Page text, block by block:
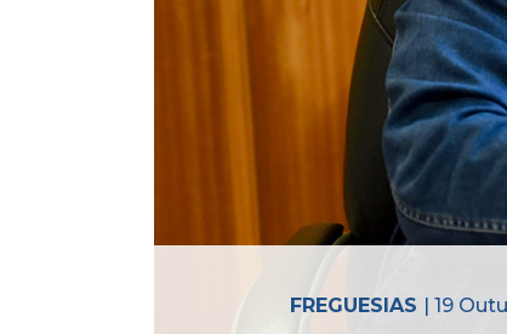
FREGUESIAS | 19